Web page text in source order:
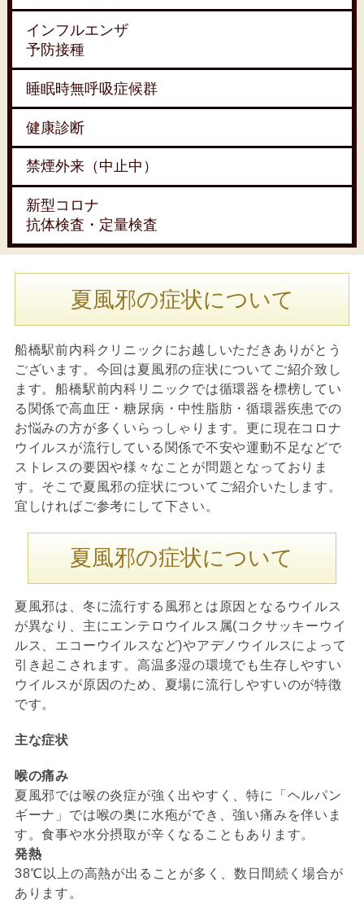
インフルエンザ
予防接種
睡眠時無呼吸症候群
健康診断
禁煙外来（中止中）
新型コロナ
抗体検査・定量検査
夏風邪の症状について
船橋駅前内科クリニックにお越しいただきありがとう
ございます。今回は夏風邪の症状についてご紹介致し
ます。船橋駅前内科リニックでは循環器を標榜してい
る関係で高血圧・糖尿病・中性脂肪・循環器疾患での
お悩みの方が多くいらっしゃります。更に現在コロナ
ウイルスが流行している関係で不安や運動不足などで
ストレスの要因や様々なことが問題となっておりま
す。そこで夏風邪の症状についてご紹介いたします。
宜しければご参考にして下さい。
夏風邪の症状について
夏風邪は、冬に流行する風邪とは原因となるウイルス
が異なり、主にエンテロウイルス属(コクサッキーウイ
ルス、エコーウイルスなど)やアデノウイルスによって
引き起こされます。高温多湿の環境でも生存しやすい
ウイルスが原因のため、夏場に流行しやすいのが特徴
です。
主な症状
喉の痛み
夏風邪では喉の炎症が強く出やすく、特に「ヘルパン
ギーナ」では喉の奥に水疱ができ、強い痛みを伴いま
す。食事や水分摂取が辛くなることもあります。
発熱
38℃以上の高熱が出ることが多く、数日間続く場合が
あります。